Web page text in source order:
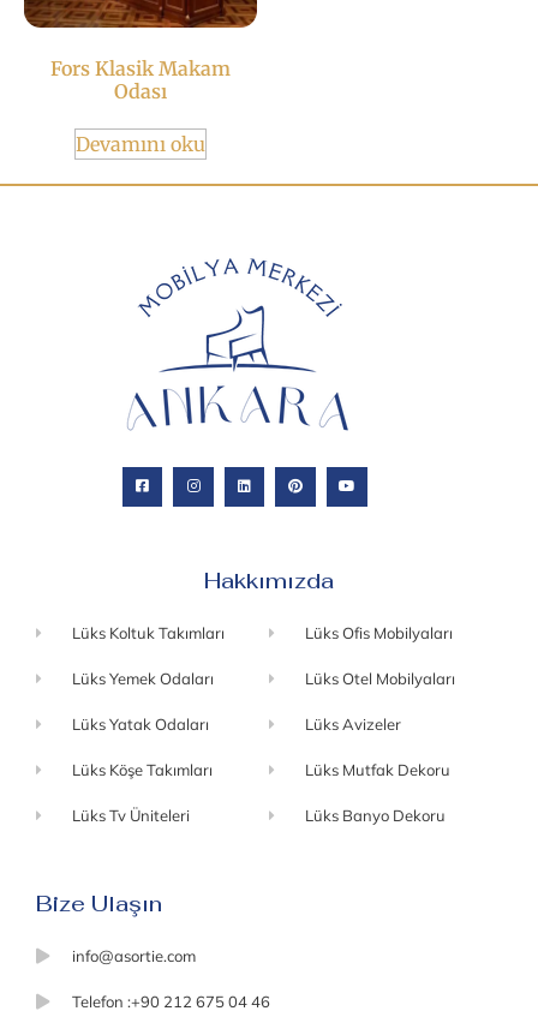
Fors Klasik Makam
Odası
Devamını oku
Hakkımızda
Lüks Koltuk Takımları
Lüks Yemek Odaları
Lüks Yatak Odaları
Lüks Köşe Takımları
Lüks Tv Üniteleri
Lüks Ofis Mobilyaları
Lüks Otel Mobilyaları
Lüks Avizeler
Lüks Mutfak Dekoru
Lüks Banyo Dekoru
Bize Ulaşın
info@asortie.com
Telefon :+90 212 675 04 46